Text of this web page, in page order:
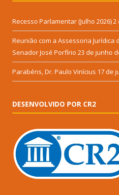
Recesso Parlamentar (Julho 2026)2
Reunião com a Assessoria Jurídica
Senador José Porfírio 23 de junho
Parabéns, Dr. Paulo Vinícius 17 de
DESENVOLVIDO POR CR2